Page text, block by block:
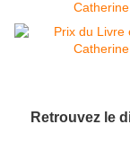
Retrouvez le